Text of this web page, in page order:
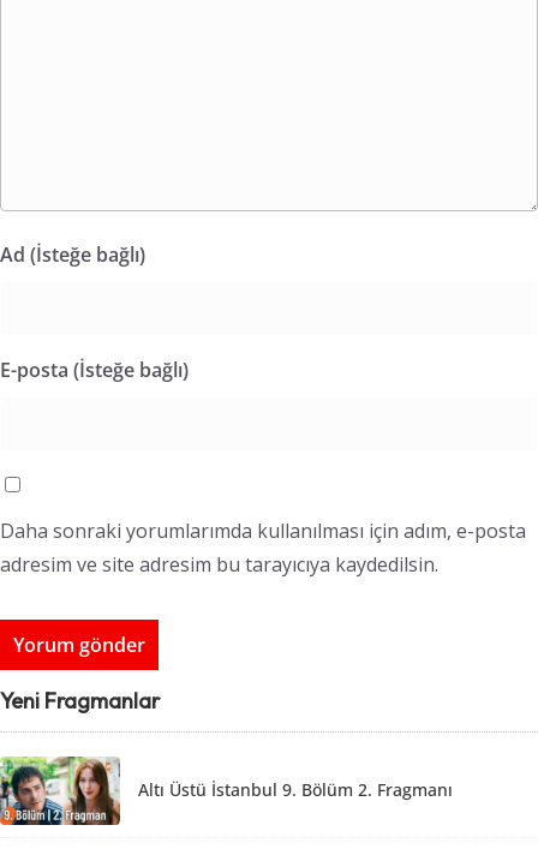
Ad (İsteğe bağlı)
E-posta (İsteğe bağlı)
Daha sonraki yorumlarımda kullanılması için adım, e-posta
adresim ve site adresim bu tarayıcıya kaydedilsin.
Yeni Fragmanlar
Altı Üstü İstanbul 9. Bölüm 2. Fragmanı